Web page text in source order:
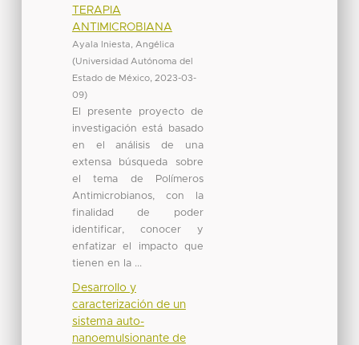
TERAPIA
ANTIMICROBIANA
Ayala Iniesta, Angélica
(Universidad Autónoma del
Estado de México, 2023-03-
09)
El presente proyecto de
investigación está basado
en el análisis de una
extensa búsqueda sobre
el tema de Polímeros
Antimicrobianos, con la
finalidad de poder
identificar, conocer y
enfatizar el impacto que
tienen en la ...
Desarrollo y
caracterización de un
sistema auto-
nanoemulsionante de